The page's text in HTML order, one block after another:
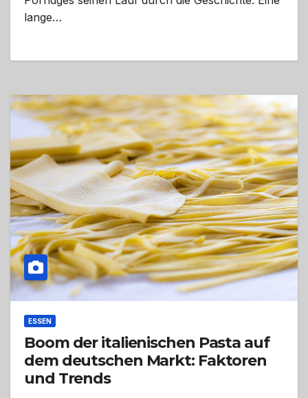
lange…
ESSEN
Boom der italienischen Pasta auf
dem deutschen Markt: Faktoren
und Trends